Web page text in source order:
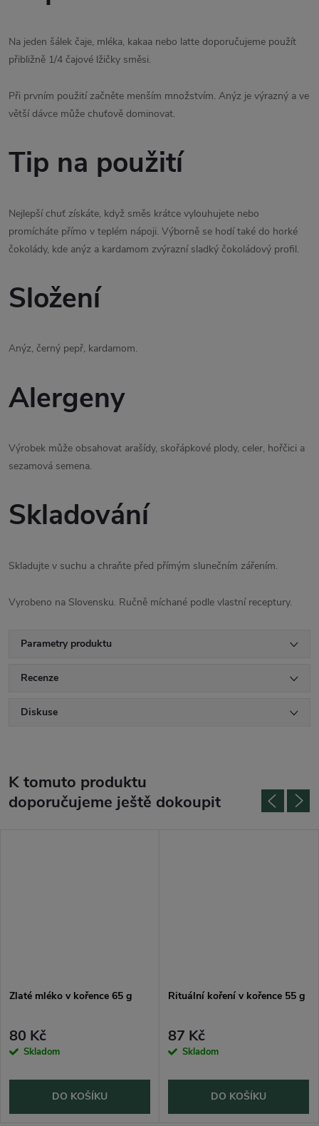
Na jeden šálek čaje, mléka, kakaa nebo latte doporučujeme použít
přibližně 1/4 čajové lžičky směsi.
Při prvním použití začněte menším množstvím. Anýz je výrazný a ve
větší dávce může chuťově dominovat.
Tip na použití
Nejlepší chuť získáte, když směs krátce vylouhujete nebo
promícháte přímo v teplém nápoji. Výborně se hodí také do horké
čokolády, kde anýz a kardamom zvýrazní sladký čokoládový profil.
Složení
Anýz, černý pepř, kardamom.
Alergeny
Výrobek může obsahovat arašídy, skořápkové plody, celer, hořčici a
sezamová semena.
Skladování
Skladujte v suchu a chraňte před přímým slunečním zářením.
Vyrobeno na Slovensku. Ručně míchané podle vlastní receptury.
Parametry produktu
Recenze
Diskuse
K tomuto produktu
doporučujeme ještě dokoupit
Zlaté mléko v kořence 65 g
80 Kč
Skladom
DO KOŠÍKU
Rituální koření v kořence 55 g
87 Kč
Skladom
DO KOŠÍKU